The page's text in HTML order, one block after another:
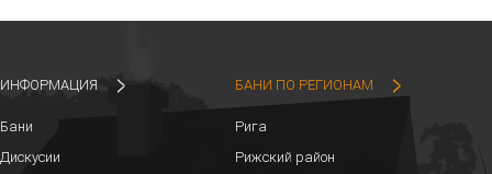
ИНФОРМАЦИЯ
Бани
Дискусии
БАНИ ПО РЕГИОНАМ
Рига
Рижский район